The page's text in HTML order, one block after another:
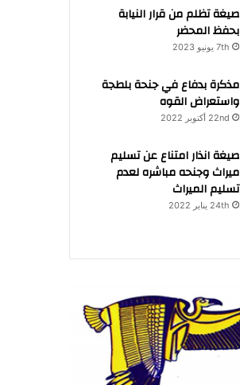
صيغة تظلم من قرار النيابة
بحفظ المحضر
7th يونيو 2023
مذكرة بدفاع في جنحة بلطجة
واستعراض القوه
22nd أكتوبر 2022
صيغة انذار امتناع عن تسليم
ميراث وجنحه مباشره لعدم
تسليم الميراث
24th يناير 2022